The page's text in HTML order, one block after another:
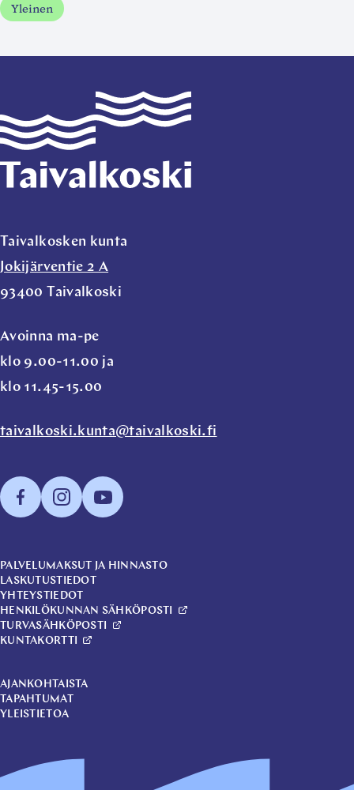
Yleinen
Taivalkosken kunta
Jokijärventie 2 A
93400 Taivalkoski
Avoinna ma-pe
klo 9.00-11.00 ja
klo 11.45-15.00
taivalkoski.kunta@taivalkoski.fi
PALVELUMAKSUT JA HINNASTO
LASKUTUSTIEDOT
YHTEYSTIEDOT
HENKILÖKUNNAN SÄHKÖPOSTI
TURVASÄHKÖPOSTI
KUNTAKORTTI
AJANKOHTAISTA
TAPAHTUMAT
YLEISTIETOA